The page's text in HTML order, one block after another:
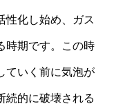
性化し始め、ガス
時期です。この時
ていく前に気泡が
続的に破壊される